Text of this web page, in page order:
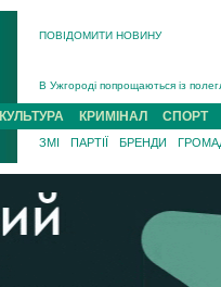
ПОВІДОМИТИ НОВИНУ
В Ужгороді попрощаються із
В Ужгороді 5 серпня
Підтвердили загибель
На війні з рф поліг військовий з
На Хустщині внаслідок ДТП за
Інструктора районного ТЦК на
КУЛЬТУРА КРИМІНАЛ СПОРТ
ЗМІ ПАРТІЇ БРЕНДИ